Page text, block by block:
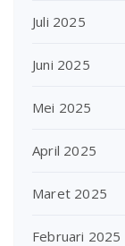
Juli 2025
Juni 2025
Mei 2025
April 2025
Maret 2025
Februari 2025